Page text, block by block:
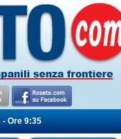
- Ore 9:35